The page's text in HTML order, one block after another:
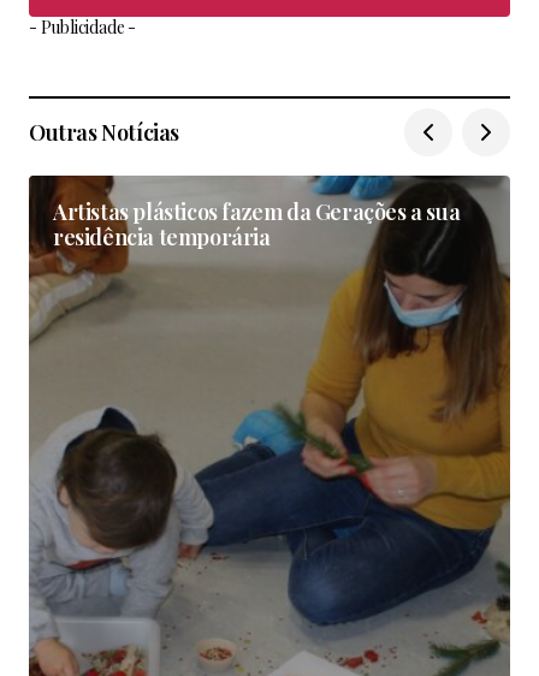
- Publicidade -
Outras Notícias
Artistas plásticos fazem da Gerações a sua
residência temporária